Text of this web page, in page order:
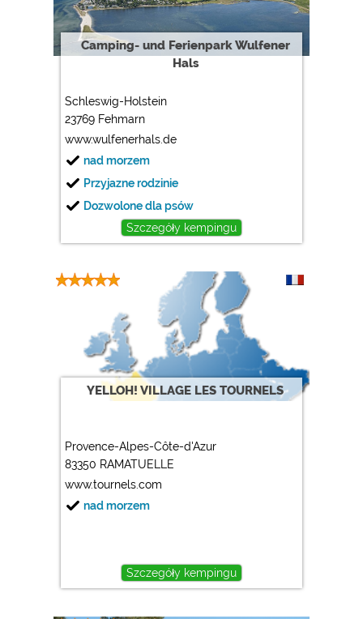
Camping- und Ferienpark Wulfener
Hals
Schleswig-Holstein
23769 Fehmarn
www.wulfenerhals.de
nad morzem
Przyjazne rodzinie
Dozwolone dla psów
Szczegóły kempingu
YELLOH! VILLAGE LES TOURNELS
Provence-Alpes-Côte-d'Azur
83350 RAMATUELLE
www.tournels.com
nad morzem
Szczegóły kempingu
Marketing
Google AdSense
Ustawienia dotyczące plików cookies można w każdej
chwili zmienić w stopce za pomocą opcji „COOKIES”!